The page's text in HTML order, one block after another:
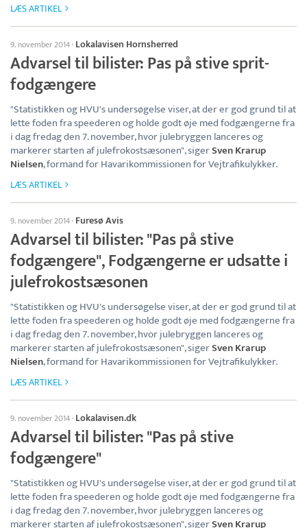
LÆS ARTIKEL
9. november 2014· Lokalavisen Hornsherred
Advarsel til bilister: Pas på stive sprit-
fodgængere
"Statistikken og HVU's undersøgelse viser, at der er god grund til at
lette foden fra speederen og holde godt øje med fodgængerne fra
i dag fredag den 7. november, hvor julebryggen lanceres og
markerer starten af julefrokostsæsonen", sigerSven Krarup
Nielsen, formand for Havarikommissionen for Vejtrafikulykker.
LÆS ARTIKEL
9. november 2014· Furesø Avis
Advarsel til bilister: "Pas på stive
fodgængere", Fodgængerne er udsatte i
julefrokostsæsonen
"Statistikken og HVU's undersøgelse viser, at der er god grund til at
lette foden fra speederen og holde godt øje med fodgængerne fra
i dag fredag den 7. november, hvor julebryggen lanceres og
markerer starten af julefrokostsæsonen", sigerSven Krarup
Nielsen, formand for Havarikommissionen for Vejtrafikulykker.
LÆS ARTIKEL
9. november 2014· Lokalavisen.dk
Advarsel til bilister: "Pas på stive
fodgængere"
"Statistikken og HVU's undersøgelse viser, at der er god grund til at
lette foden fra speederen og holde godt øje med fodgængerne fra
i dag fredag den 7. november, hvor julebryggen lanceres og
markerer starten af julefrokostsæsonen", sigerSven Krarup